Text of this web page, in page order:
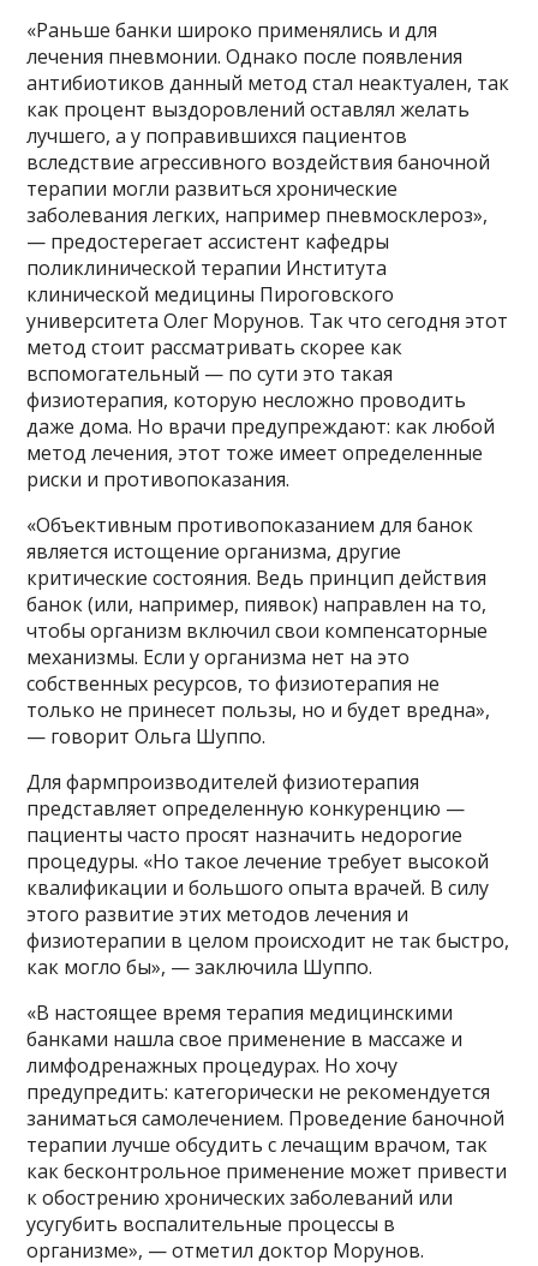
«Раньше банки широко применялись и для
лечения пневмонии. Однако после появления
антибиотиков данный метод стал неактуален, так
как процент выздоровлений оставлял желать
лучшего, а у поправившихся пациентов
вследствие агрессивного воздействия баночной
терапии могли развиться хронические
заболевания легких, например пневмосклероз»,
— предостерегает ассистент кафедры
поликлинической терапии Института
клинической медицины Пироговского
университета Олег Морунов. Так что сегодня этот
метод стоит рассматривать скорее как
вспомогательный — по сути это такая
физиотерапия, которую несложно проводить
даже дома. Но врачи предупреждают: как любой
метод лечения, этот тоже имеет определенные
риски и противопоказания.
«Объективным противопоказанием для банок
является истощение организма, другие
критические состояния. Ведь принцип действия
банок (или, например, пиявок) направлен на то,
чтобы организм включил свои компенсаторные
механизмы. Если у организма нет на это
собственных ресурсов, то физиотерапия не
только не принесет пользы, но и будет вредна»,
— говорит Ольга Шуппо.
Для фармпроизводителей физиотерапия
представляет определенную конкуренцию —
пациенты часто просят назначить недорогие
процедуры. «Но такое лечение требует высокой
квалификации и большого опыта врачей. В силу
этого развитие этих методов лечения и
физиотерапии в целом происходит не так быстро,
как могло бы», — заключила Шуппо.
«В настоящее время терапия медицинскими
банками нашла свое применение в массаже и
лимфодренажных процедурах. Но хочу
предупредить: категорически не рекомендуется
заниматься самолечением. Проведение баночной
терапии лучше обсудить с лечащим врачом, так
как бесконтрольное применение может привести
к обострению хронических заболеваний или
усугубить воспалительные процессы в
организме», — отметил доктор Морунов.